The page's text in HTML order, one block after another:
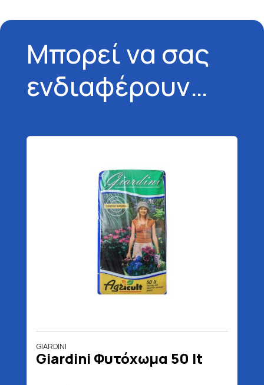
Μπορεί να σας
ενδιαφέρουν…
GIARDINI
Giardini Φυτόχωμα 50 lt